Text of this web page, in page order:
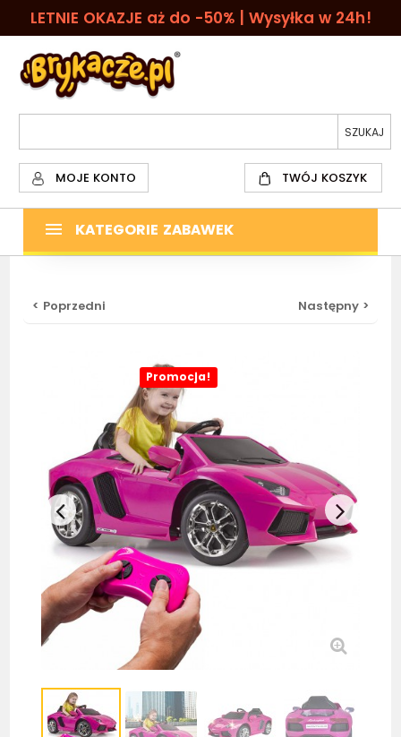
LETNIE OKAZJE aż do -50% | Wysyłka w 24h!
MOJE KONTO TWÓJ KOSZYK
KATEGORIE ZABAWEK
< Poprzedni Następny >
Promocja!